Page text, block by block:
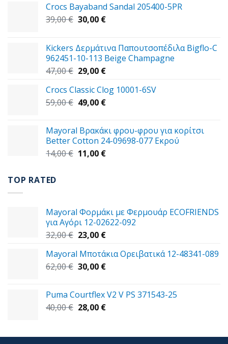
Crocs Bayaband Sandal 205400-5PR
39,00€ Original
39,00 €.
30,00 €Η
είναι:
30,00 €.
Kickers Δερμάτινα Παπουτσοπέδιλα Bigflo-C
962451-10-113 Beige Champagne
47,00€ Original
was:
47,00 €.
29,00 €Η
τιμή
είναι:
Crocs Classic Clog 10001-6SV
59,00€ Original
59,00 €.
49,00 €Η
είναι:
49,00 €.
Mayoral Βρακάκι φρου-φρου για κορίτσι
Better Cotton 24-09698-077 Εκρού
14,00€ Original
11,00 €Η
TOP RATED
Mayoral Φορμάκι με Φερμουάρ ECOFRIENDS
για Αγόρι 12-02622-092
32,00€ Original
was:
32,00 €.
23,00 €Η
τιμή
είναι:
Mayoral Μποτάκια Ορειβατικά 12-48341-089
62,00€ Original
62,00 €.
30,00 €Η
είναι:
30,00 €.
Puma Courtflex V2 V PS 371543-25
40,00€ Original
40,00 €.
28,00 €Η
είναι: